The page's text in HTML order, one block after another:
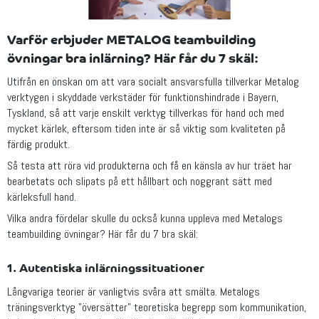
Varför erbjuder METALOG teambuilding
övningar bra inlärning?Här får du 7 skäl:
Utifrån en önskan om att vara socialt ansvarsfulla tillverkar Metalog
verktygen i skyddade verkstäder för funktionshindrade i Bayern,
Tyskland, så att varje enskilt verktyg tillverkas för hand och med
mycket kärlek, eftersom tiden inte är så viktig som kvaliteten på
färdig produkt.
Så testa att röra vid produkterna och få en känsla av hur träet har
bearbetats och slipats på ett hållbart och noggrant sätt med
kärleksfull hand.
Vilka andra fördelar skulle du också kunna uppleva med Metalogs
teambuilding övningar? Här får du 7 bra skäl:
1. Autentiska inlärningssituationer
Långvariga teorier är vanligtvis svåra att smälta. Metalogs
träningsverktyg "översätter" teoretiska begrepp som kommunikation,